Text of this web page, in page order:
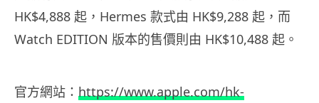
HK$4,888 起，Hermes 款式由 HK$9,288 起，而
Watch EDITION 版本的售價則由 HK$10,488 起。
官方網站： https://www.apple.com/hk-